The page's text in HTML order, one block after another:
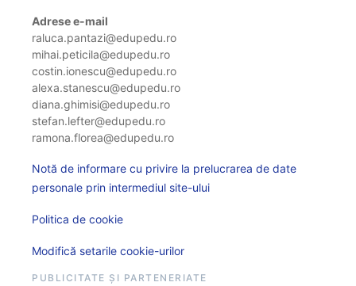
Adrese e-mail
raluca.pantazi@edupedu.ro
mihai.peticila@edupedu.ro
costin.ionescu@edupedu.ro
alexa.stanescu@edupedu.ro
diana.ghimisi@edupedu.ro
stefan.lefter@edupedu.ro
ramona.florea@edupedu.ro
Notă de informare cu privire la prelucrarea de date
personale prin intermediul site-ului
Politica de cookie
Modifică setarile cookie-urilor
PUBLICITATE ȘI PARTENERIATE